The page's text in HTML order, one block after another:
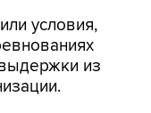
условия,
из